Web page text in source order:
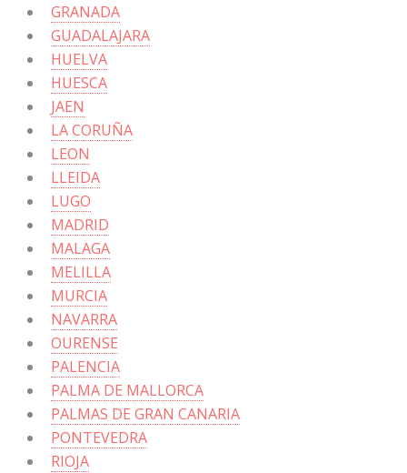
GRANADA
GUADALAJARA
HUELVA
HUESCA
JAEN
LA CORUÑA
LEON
LLEIDA
LUGO
MADRID
MALAGA
MELILLA
MURCIA
NAVARRA
OURENSE
PALENCIA
PALMA DE MALLORCA
PALMAS DE GRAN CANARIA
PONTEVEDRA
RIOJA